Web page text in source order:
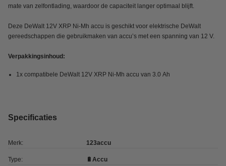
mate van zelfontlading, waardoor de capaciteit langer optimaal blijft.
Deze DeWalt 12V XRP Ni-Mh accu is geschikt voor elektrische DeWalt
gereedschappen die gebruikmaken van accu’s met een spanning van 12 V.
Verpakkingsinhoud:
1x compatibele DeWalt 12V XRP Ni-Mh accu van 3.0 Ah
Specificaties
Merk: 123accu
Type: 🔋Accu